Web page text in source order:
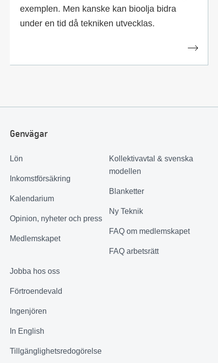
exemplen. Men kanske kan bioolja bidra
under en tid då tekniken utvecklas.
Genvägar
Lön
Inkomstförsäkring
Kalendarium
Opinion, nyheter och press
Medlemskapet
Kollektivavtal & svenska
modellen
Blanketter
Ny Teknik
FAQ om medlemskapet
FAQ arbetsrätt
Jobba hos oss
Förtroendevald
Ingenjören
In English
Tillgänglighetsredogörelse